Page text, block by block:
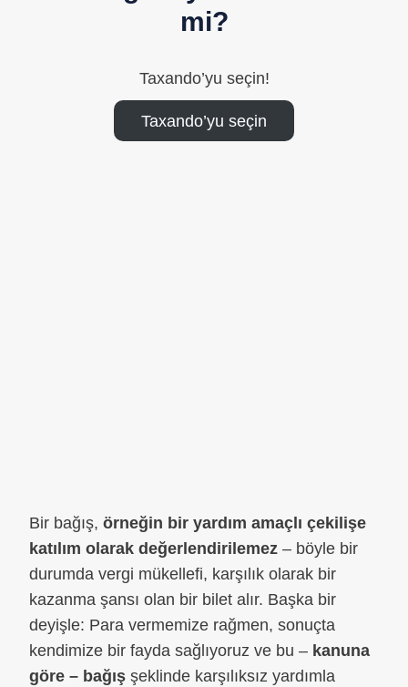
mi?
Taxando’yu seçin!
Taxando’yu seçin
Bir bağış, örneğin bir yardım amaçlı çekilişe
katılım olarak değerlendirilemez – böyle bir
durumda vergi mükellefi, karşılık olarak bir
kazanma şansı olan bir bilet alır. Başka bir
deyişle: Para vermemize rağmen, sonuçta
kendimize bir fayda sağlıyoruz ve bu – kanuna
göre – bağış şeklinde karşılıksız yardımla